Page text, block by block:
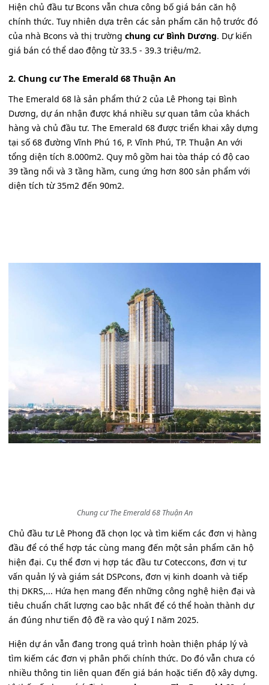
Hiện chủ đầu tư Bcons vẫn chưa công bố giá bán căn hộ
chính thức. Tuy nhiên dựa trên các sản phẩm căn hộ trước đó
của nhà Bcons và thị trường chung cư Bình Dương. Dự kiến
giá bán có thể dao động từ 33.5 - 39.3 triệu/m2.
2. Chung cư The Emerald 68 Thuận An
The Emerald 68 là sản phẩm thứ 2 của Lê Phong tại Bình
Dương, dự án nhận được khá nhiều sự quan tâm của khách
hàng và chủ đầu tư. The Emerald 68 được triển khai xây dựng
tại số 68 đường Vĩnh Phú 16, P. Vĩnh Phú, TP. Thuận An với
tổng diện tích 8.000m2. Quy mô gồm hai tòa tháp có độ cao
39 tầng nổi và 3 tầng hầm, cung ứng hơn 800 sản phẩm với
diện tích từ 35m2 đến 90m2.
Chung cư The Emerald 68 Thuận An
Chủ đầu tư Lê Phong đã chọn lọc và tìm kiếm các đơn vị hàng
đầu để có thể hợp tác cùng mang đến một sản phẩm căn hộ
hiện đại. Cụ thể đơn vị hợp tác đầu tư Coteccons, đơn vị tư
vấn quản lý và giám sát DSPcons, đơn vị kinh doanh và tiếp
thị DKRS,... Hứa hẹn mang đến những công nghệ hiện đại và
tiêu chuẩn chất lượng cao bậc nhất để có thể hoàn thành dự
án đúng như tiến độ đề ra vào quý I năm 2025.
Hiện dự án vẫn đang trong quá trình hoàn thiện pháp lý và
tìm kiếm các đơn vị phân phối chính thức. Do đó vẫn chưa có
nhiều thông tin liên quan đến giá bán hoặc tiến độ xây dựng.